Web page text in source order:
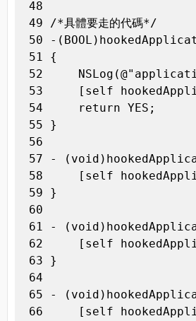
48
49 /*具體要走的代碼*/
50 -
51 {
52
53     [self
54     return YES;
55 }
56
57 -
58     [self
59 }
60
61 -
62     [self
63 }
64
65 -
66     [self